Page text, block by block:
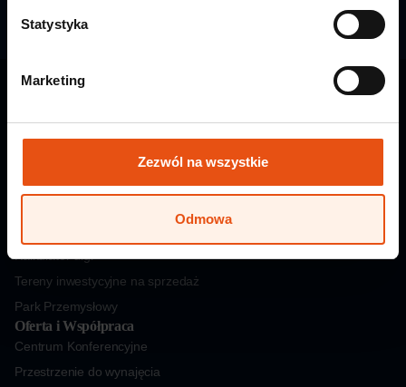
Statystyka
Marketing
Zezwól na wszystkie
Odmowa
elastyczność
Legnicka Specjalna Strefa Ekonomiczna wspiera rozwój
biznesu i inwestycji w regionie od ponad 30 lat.
Kalkulator ulgi
Tereny inwestycyjne na sprzedaż
Park Przemysłowy
Oferta i Współpraca
Centrum Konferencyjne
Przestrzenie do wynajęcia